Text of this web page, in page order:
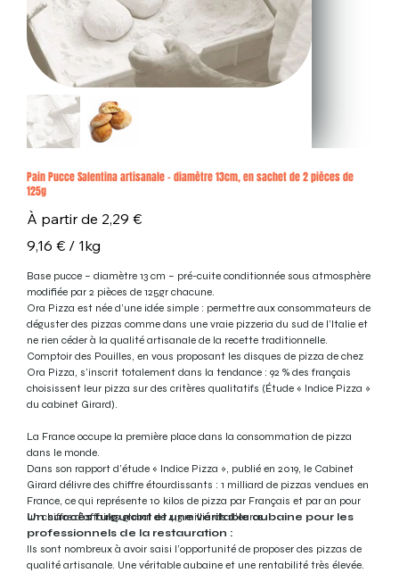
Pain Pucce Salentina artisanale – diamètre 13cm, en sachet de 2 pièces de
125g
À partir de Prix
2,29 €
9,16 €
par
9,16 € / 1kg
Base pucce – diamètre 13 cm – pré-cuite conditionnée sous atmosphère
modifiée par 2 pièces de 125gr chacune.
Ora Pizza est née d’une idée simple : permettre aux consommateurs de
déguster des pizzas comme dans une vraie pizzeria du sud de l’Italie et
ne rien céder à la qualité artisanale de la recette traditionnelle.
Comptoir des Pouilles, en vous proposant les disques de pizza de chez
Ora Pizza, s’inscrit totalement dans la tendance : 92 % des français
choisissent leur pizza sur des critères qualitatifs (Étude « Indice Pizza »
du cabinet Girard).
La France occupe la première place dans la consommation de pizza
dans le monde.
Dans son rapport d’étude « Indice Pizza », publié en 2019, le Cabinet
Girard délivre des chiffre étourdissants : 1 milliard de pizzas vendues en
France, ce qui représente 10 kilos de pizza par Français et par an pour
un chiffre d’affaires global de 4,3 milliards d’euros.
Un succès fulgurant et une véritable aubaine pour les
professionnels de la restauration :
Ils sont nombreux à avoir saisi l’opportunité de proposer des pizzas de
qualité artisanale. Une véritable aubaine et une rentabilité très élevée.